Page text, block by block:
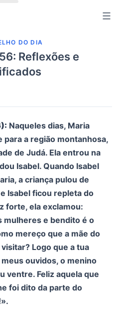
DO DIA
Reflexões e
Naqueles dias, Maria
a região montanhosa,
de Judá. Ela entrou na
Isabel. Quando Isabel
a criança pulou de
Isabel ficou repleta do
forte, ela exclamou:
mulheres e bendito é o
mereço que a mãe do
Logo que a tua
ouvidos, o menino
ventre. Feliz aquela que
foi dito da parte do